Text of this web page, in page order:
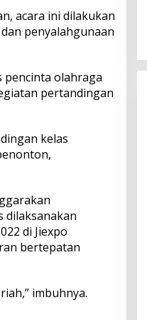
acara ini dilakukan
penyalahgunaan
pencinta olahraga
pertandingan
kelas
dilaksanakan
di Jiexpo
bertepatan
imbuhnya.
Investasi, Sira
Outlet Bali Resmi
Kura Kura